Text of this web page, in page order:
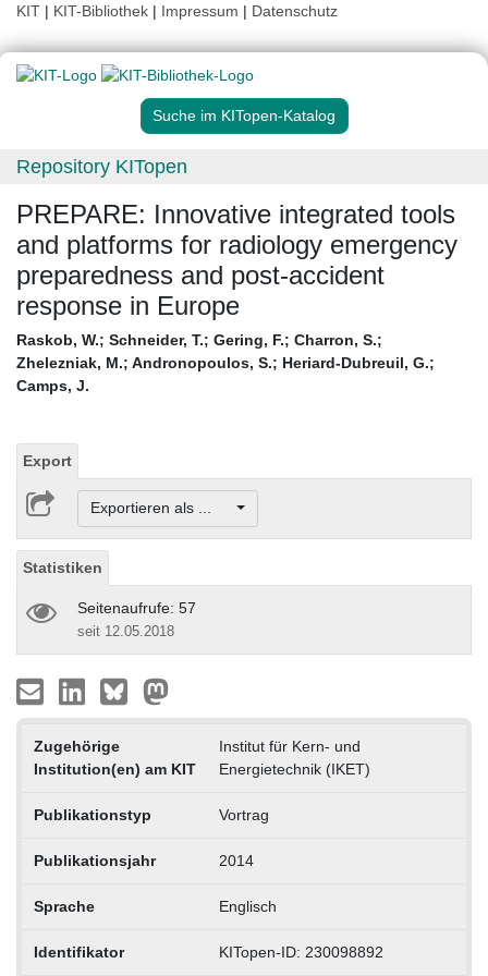
KIT | KIT-Bibliothek | Impressum | Datenschutz
Suche im KITopen-Katalog
Repository KITopen
PREPARE: Innovative integrated tools
and platforms for radiology emergency
preparedness and post-accident
response in Europe
Raskob, W.; Schneider, T.; Gering, F.; Charron, S.;
Zhelezniak, M.; Andronopoulos, S.; Heriard-Dubreuil, G.;
Camps, J.
Export
Exportieren als ...
Statistiken
Seitenaufrufe: 57
seit 12.05.2018
Zugehörige
Institution(en) am KIT
Institut für Kern- und
Energietechnik (IKET)
Publikationstyp Vortrag
Publikationsjahr 2014
Sprache Englisch
Identifikator KITopen-ID: 230098892